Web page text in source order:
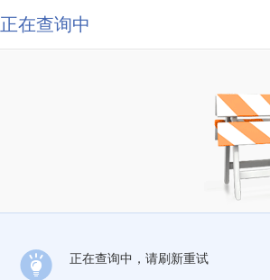
正在查询中
正在查询中，请刷新重试